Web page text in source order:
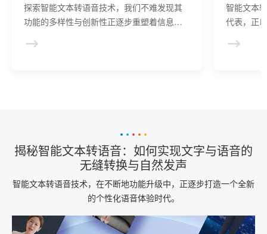
探索智能文本转语音技术，我们不难发现其
功能的多样性与创新性正逐步重塑着信息的
智能文本
代表，正
揭秘智能文本转语音：如何实现文字与语音的
无缝转换与自然发声
智能文本转语音技术，在不断地功能升级中，正逐步打造一个全新
的个性化语音体验时代。